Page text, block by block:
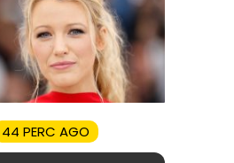
44 PERC AGO